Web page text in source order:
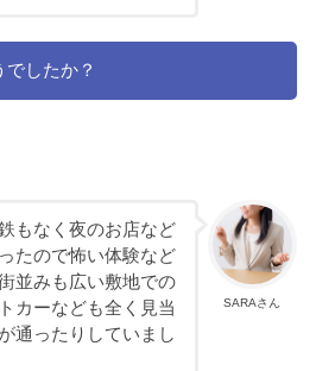
したか？
SARAさん
もなく夜のお店など
たので怖い体験など
並みも広い敷地での
カーなども全く見当
通ったりしていまし